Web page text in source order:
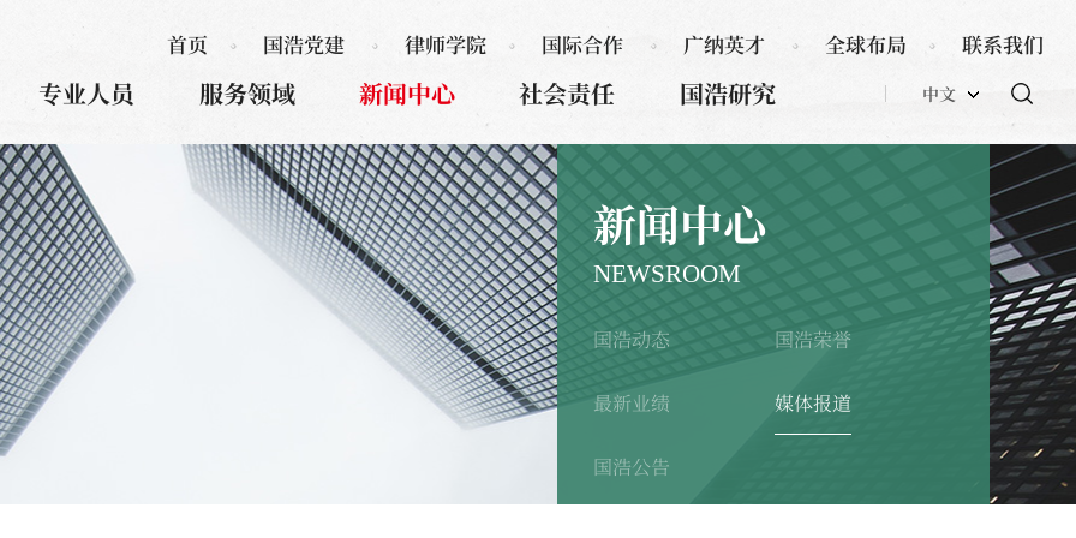
专业人员 服务领域 新闻中心 社会责任 国浩研究 中文
首页 国浩党建 律师学院 国际合作 广纳英才 全球布局 联系我们
新闻中心
NEWSROOM
国浩动态 国浩荣誉
最新业绩 媒体报道
国浩公告